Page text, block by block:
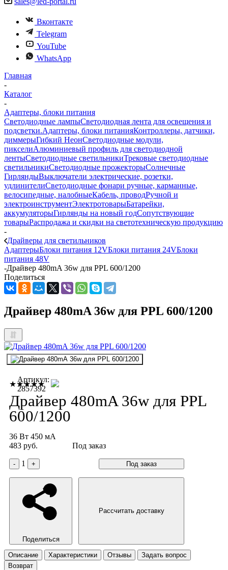
Вконтакте
Telegram
YouTube
WhatsApp
Главная
-
Каталог
-
Адаптеры, блоки питания
Светодиодные лампыСветодиодная лента для освещения и
подсветки.Адаптеры, блоки питанияКонтроллеры, датчики,
диммерыГибкий НеонСветодиодные модули,
пикселиАлюминиевый профиль для светодиодной
лентыСветодиодные светильникиТрековые светодиодные
светильникиСветодиодные прожекторыСолнечные
ГирляндыВыключатели электрические, розетки,
удлинителиСветодиодные фонари ручные, карманные,
велосипедные, налобныеКабель, проводРучной и
электроинструментЭлектротоварыБатарейки,
аккумуляторыГирлянды на новый годСопутствующие
товарыРаспродажа и скидки на светотехническую продукцию
-
Драйверы для светильников
АдаптерыБлоки питания 12VБлоки питания 24VБлоки
питания 48V
-Драйвер 480mA 36w для PPL 600/1200
Поделиться
Драйвер 480mA 36w для PPL 600/1200
★★★★★
Артикул:
2857392
Драйвер 480mA 36w для PPL
600/1200
36 Вт 450 мА
483 руб.
Под заказ
- 1 + Под заказ
Поделиться
Рассчитать доставку
Описание Характеристики Отзывы
Задать вопрос
Возврат